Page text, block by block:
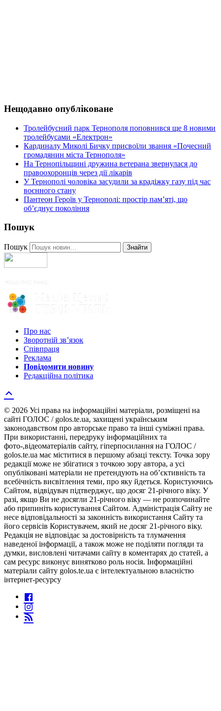
Нещодавно опубліковане
Тролейбусний парк Тернополя поповнився ще 8 новими
тролейбусами «Електрон»
Кардиналу Миколі Бичку присвоїли звання «Почесний
громадянин міста Тернополя»
На Тернопільщині дружина ветерана звернулася до
правоохоронців через дії лікарів
У Тернополі чоловіка засудили за крадіжку газу під час
воєнного стану
Пантеон Героїв у Тернополі: простір пам’яті, що
об’єднує покоління
Пошук
Пошук Знайти
Про нас
Зворотній зв’язок
Співпраця
Реклама
Повідомити новину
Редакційна політика
© 2026 Усі права на інформаційні матеріали, розміщені на
сайті ГОЛОС / golos.te.ua, захищені українським
законодавством про авторське право та інші суміжні права.
При використанні, передруку інформаційних та
фото-,відеоматеріалів сайту, гіперпосилання на ГОЛОС /
golos.te.ua має міститися в першому абзаці тексту. Точка зору
редакції може не збігатися з точкою зору автора, а усі
опубліковані матеріали не претендують на об’єктивність та
всебічність висвітлення теми, про яку йдеться. Користуючись
Сайтом, відвідувач підтверджує, що досяг 21-річного віку. У
разі, якщо Ви не досягли 21-річного віку — не розпочинайте
або припиніть користування Сайтом. Адміністрація Сайту не
несе відповідальності за законність використання Сайту та
його сервісів Користувачем, який не досяг 21-річного віку.
Редакція не відповідає за достовірність та тлумачення
наведеної інформації, а також може не поділяти погляди та
думки, висловлені читачами сайту в коментарях до статей, а
сам ресурс виконує винятково роль носія. Інформаційні
матеріали сайту golos.te.ua є інтелектуальною власністю
інтернет-ресурсу